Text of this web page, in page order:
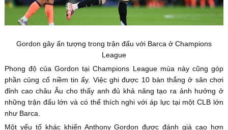
Gordon gây ấn tượng trong trận đấu với Barca ở Champions
League
Phong độ của Gordon tại Champions League mùa này cũng góp
phần củng cố niềm tin ấy. Việc ghi được 10 bàn thắng ở sân chơi
đỉnh cao châu Âu cho thấy anh đủ khả năng tạo ra ảnh hưởng ở
những trận đấu lớn và có thể thích nghi với áp lực tại một CLB lớn
như Barca.
Một yếu tố khác khiến Anthony Gordon được đánh giá cao hơn